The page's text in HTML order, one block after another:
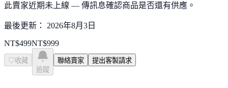
此賣家近期未上線 — 傳訊息確認商品是否還有供應。
最後更新： 2026年8月3日
NT$499NT$999
♡ 收藏
追蹤
聯絡賣家 提出客製請求